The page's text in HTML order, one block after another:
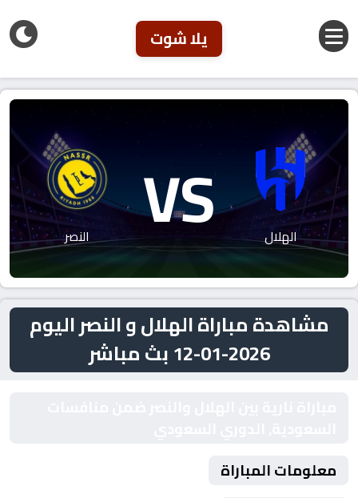
يلا شوت
الهلال VS النصر
مشاهدة مباراة الهلال و النصر اليوم
2026-01-12 بث مباشر
معلومات المباراة